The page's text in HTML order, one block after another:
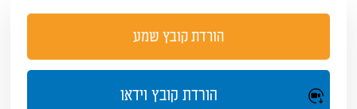
הורדת קובץ שמע
הורדת קובץ וידאו